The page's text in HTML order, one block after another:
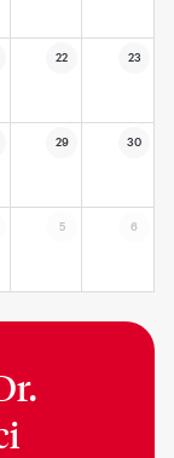
22 23
29 30
5 6